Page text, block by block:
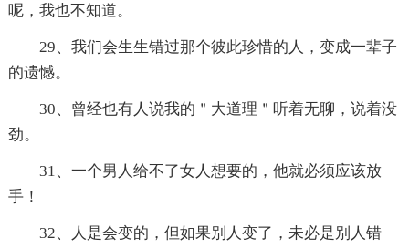
呢，我也不知道。
29、我们会生生错过那个彼此珍惜的人，变成一辈子
的遗憾。
30、曾经也有人说我的＂大道理＂听着无聊，说着没
劲。
31、一个男人给不了女人想要的，他就必须应该放
手！
32、人是会变的，但如果别人变了，未必是别人错